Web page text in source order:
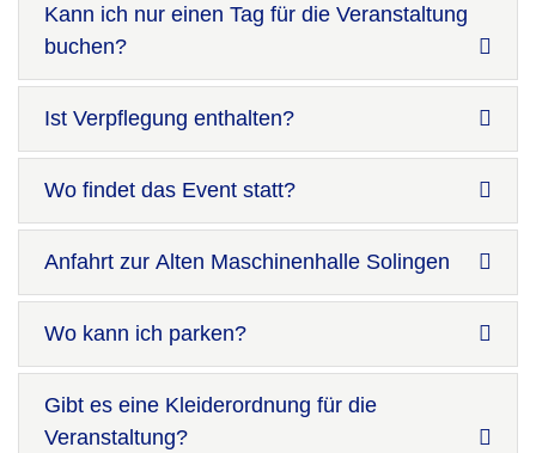
Kann ich nur einen Tag für die Veranstaltung
buchen?
Ist Verpflegung enthalten?
Wo findet das Event statt?
Anfahrt zur Alten Maschinenhalle Solingen
Wo kann ich parken?
Gibt es eine Kleiderordnung für die
Veranstaltung?